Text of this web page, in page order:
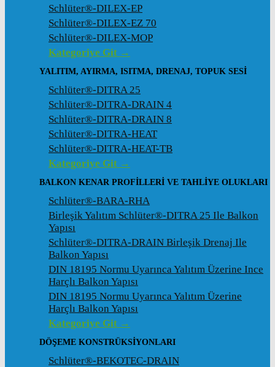
Schlüter®-DILEX-EP
Schlüter®-DILEX-EZ 70
Schlüter®-DILEX-MOP
Kategoriye Git →
YALITIM, AYIRMA, ISITMA, DRENAJ, TOPUK SESI
Schlüter®-DITRA 25
Schlüter®-DITRA-DRAIN 4
Schlüter®-DITRA-DRAIN 8
Schlüter®-DITRA-HEAT
Schlüter®-DITRA-HEAT-TB
Kategoriye Git →
BALKON KENAR PROFILLERI VE TAHLIYE OLUKLARI
Schlüter®-BARA-RHA
Birleşik Yalıtım Schlüter®-DITRA 25 Ile Balkon
Yapısı
Schlüter®-DITRA-DRAIN Birleşik Drenaj Ile
Balkon Yapısı
DIN 18195 Normu Uyarınca Yalıtım Üzerine Ince
Harçlı Balkon Yapısı
DIN 18195 Normu Uyarınca Yalıtım Üzerine
Harçlı Balkon Yapısı
Kategoriye Git →
DÖŞEME KONSTRÜKSIYONLARI
Schlüter®-BEKOTEC-DRAIN